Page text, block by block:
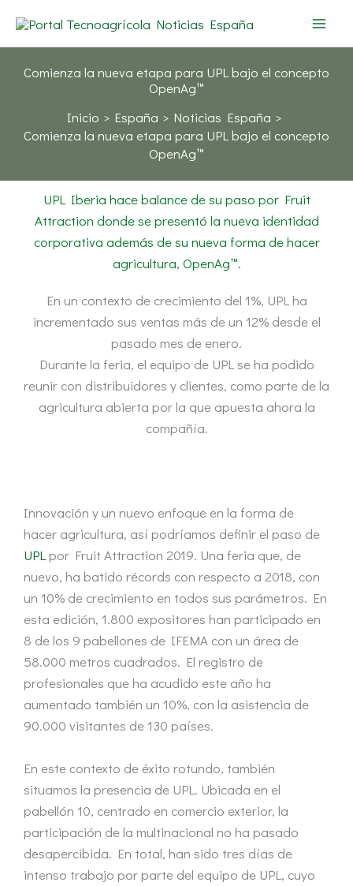
contenido
Comienza la nueva etapa para UPL bajo el concepto
OpenAg™
Inicio
España
Noticias España
Comienza la nueva etapa para UPL bajo el concepto
OpenAg™
UPL Iberia hace balance de su paso por Fruit
Attraction donde se presentó la nueva identidad
corporativa además de su nueva forma de hacer
agricultura, OpenAg™.
En un contexto de crecimiento del 1%, UPL ha
incrementado sus ventas más de un 12% desde el
pasado mes de enero.
Durante la feria, el equipo de UPL se ha podido
reunir con distribuidores y clientes, como parte de la
agricultura abierta por la que apuesta ahora la
compañía.
Innovación y un nuevo enfoque en la forma de
hacer agricultura, así podríamos definir el paso de
UPLpor Fruit Attraction 2019. Una feria que, de
nuevo, ha batido récords con respecto a 2018, con
un 10% de crecimiento en todos sus parámetros. En
esta edición, 1.800 expositores han participado en
8 de los 9 pabellones de IFEMA con un área de
58.000 metros cuadrados. El registro de
profesionales que ha acudido este año ha
aumentado también un 10%, con la asistencia de
90.000 visitantes de 130 países.
En este contexto de éxito rotundo, también
situamos la presencia de UPL. Ubicada en el
pabellón 10, centrado en comercio exterior, la
participación de la multinacional no ha pasado
desapercibida. En total, han sido tres días de
intenso trabajo por parte del equipo de UPL, cuyo